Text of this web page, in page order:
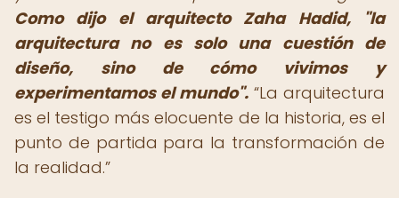
Como dijo el arquitecto Zaha Hadid, "la
arquitectura no es solo una cuestión de
diseño, sino de cómo vivimos y
experimentamos el mundo". La arquitectura
es el testigo más elocuente de la historia, es el
punto de partida para la transformación de
la realidad.